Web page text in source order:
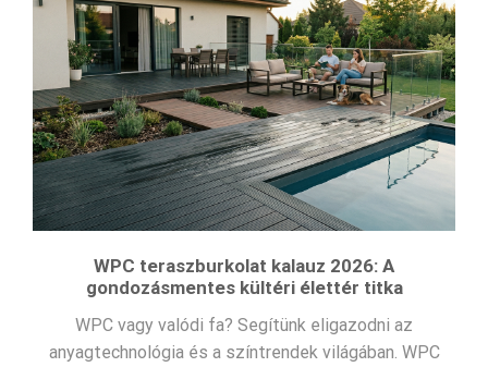
WPC teraszburkolat kalauz 2026: A
gondozásmentes kültéri élettér titka
WPC vagy valódi fa? Segítünk eligazodni az
anyagtechnológia és a színtrendek világában. WPC